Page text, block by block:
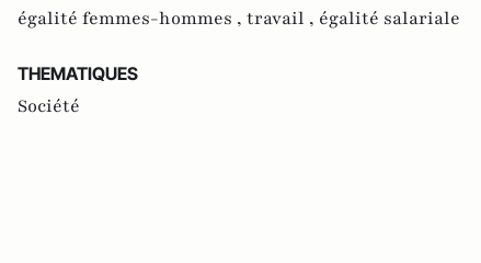
égalité femmes-hommes , travail , égalité salariale
THEMATIQUES
Société